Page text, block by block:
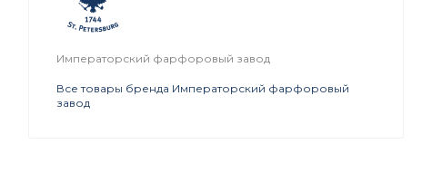
Императорский фарфоровый завод
Все товары бренда Императорский фарфоровый
завод